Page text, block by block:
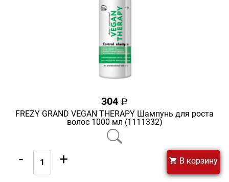
304 a
FREZY GRAND VEGAN THERAPY Шампунь для роста
волос 1000 мл (1111332)
- + В корзину